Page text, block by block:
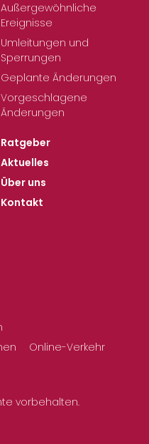
Außergewöhnliche
Ereignisse
Umleitungen und
Sperrungen
Geplante Änderungen
Vorgeschlagene
Änderungen
Ratgeber
Aktuelles
Über uns
Kontakt
Online-Verkehr
vorbehalten.